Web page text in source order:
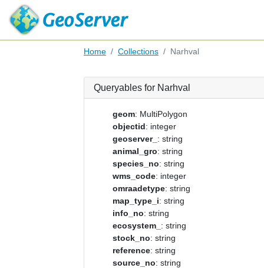
Home Collections Narhval
Queryables for Narhval
geom: MultiPolygon
objectid: integer
geoserver_ : string
animal_gro: string
species_no: string
wms_code: integer
omraadetype: string
map_type_i: string
info_no: string
ecosystem_ : string
stock_no: string
reference: string
source_no: string